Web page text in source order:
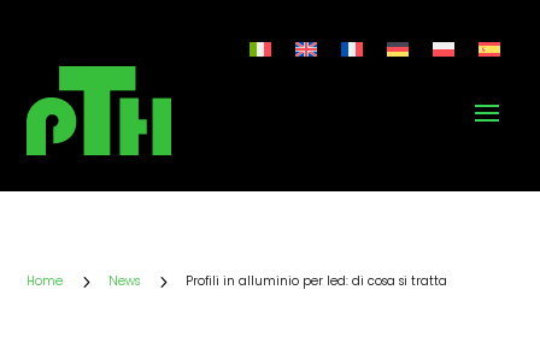
Home 5 News 5 Profili in alluminio per led: di cosa si tratta